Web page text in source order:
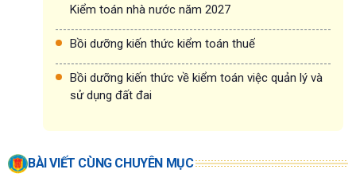
Kiểm toán nhà nước năm 2027
Bồi dưỡng kiến thức kiểm toán thuế
Bồi dưỡng kiến thức về kiểm toán việc quản lý và
sử dụng đất đai
BÀI VIẾT CÙNG CHUYÊN MỤC